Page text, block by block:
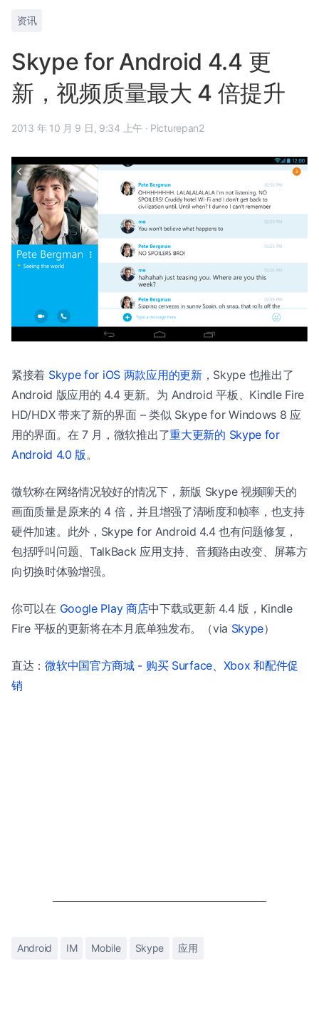
资讯
Skype for Android 4.4 更
新，视频质量最大 4 倍提升
2013 年 10 月 9 日, 9:34 上午 · Picturepan2
紧接着 Skype for iOS 两款应用的更新，Skype 也推出了
Android 版应用的 4.4 更新。为 Android 平板、Kindle Fire
HD/HDX 带来了新的界面 – 类似 Skype for Windows 8 应
用的界面。在 7 月，微软推出了重大更新的 Skype for
Android 4.0 版。
微软称在网络情况较好的情况下，新版 Skype 视频聊天的
画面质量是原来的 4 倍，并且增强了清晰度和帧率，也支持
硬件加速。此外，Skype for Android 4.4 也有问题修复，
包括呼叫问题、TalkBack 应用支持、音频路由改变、屏幕方
向切换时体验增强。
你可以在 Google Play 商店中下载或更新 4.4 版，Kindle
Fire 平板的更新将在本月底单独发布。（via Skype）
直达：微软中国官方商城 - 购买 Surface、Xbox 和配件促
销
Android IM Mobile Skype 应用